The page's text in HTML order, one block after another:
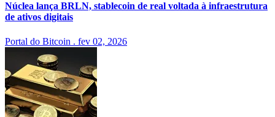
Núclea lança BRLN, stablecoin de real voltada à infraestrutura
de ativos digitais
Portal do Bitcoin . fev 02, 2026